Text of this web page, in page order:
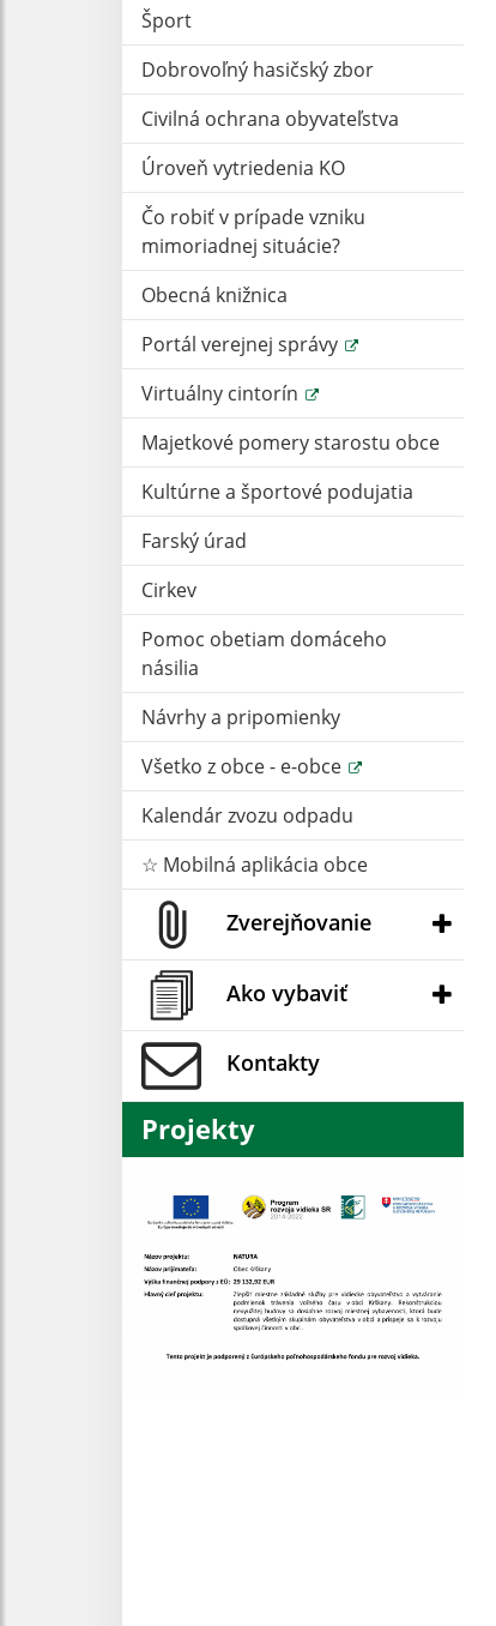
Šport
Dobrovoľný hasičský zbor
Civilná ochrana obyvateľstva
Úroveň vytriedenia KO
Čo robiť v prípade vzniku
mimoriadnej situácie?
Obecná knižnica
Portál verejnej správy
Virtuálny cintorín
Majetkové pomery starostu obce
Kultúrne a športové podujatia
Farský úrad
Cirkev
Pomoc obetiam domáceho
násilia
Návrhy a pripomienky
Všetko z obce - e-obce
Kalendár zvozu odpadu
☆ Mobilná aplikácia obce
Zverejňovanie
Ako vybaviť
Kontakty
Projekty